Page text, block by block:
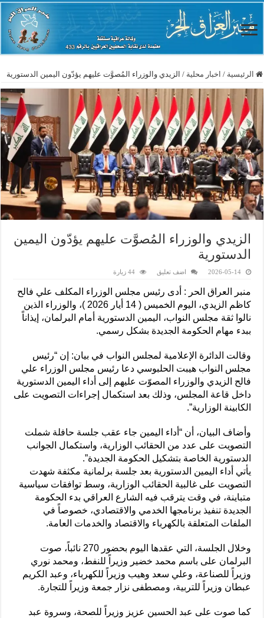
الرئيسية / اخبار محلية / الزيدي والوزراء المُصوَّت عليهم يؤدّون اليمين الدستورية
الزيدي والوزراء المُصوَّت عليهم يؤدّون اليمين
الدستورية
2026-05-14 اضف تعليق 44 زيارة
منبر العراق الحر : أدى رئيس مجلس الوزراء المكلف علي فالح
كاظم الزيدي، اليوم الخميس ( 14 أيار 2026 )، والوزراء الذين
نالوا ثقة مجلس النواب، اليمين الدستورية أمام البرلمان، إيذاناً
ببدء مهام الحكومة الجديدة بشكل رسمي.
وقالت الدائرة الإعلامية لمجلس النواب في بيان: إن “رئيس
مجلس النواب هيبت الحلبوسي دعا رئيس مجلس الوزراء علي
فالح الزيدي والوزراء المصوّت عليهم إلى أداء اليمين الدستورية
داخل قاعة المجلس، وذلك بعد استكمال إجراءات التصويت على
الكابينة الوزارية”.
وأضاف البيان، أن “أداء اليمين جاء عقب جلسة حافلة شملت
التصويت على عدد من الحقائب الوزارية، واستكمال الجوانب
الدستورية الخاصة بتشكيل الحكومة الجديدة”.
يأتي أداء اليمين الدستورية بعد جلسة برلمانية مكثفة شهدت
التصويت على غالبية الحقائب الوزارية، وسط توافقات سياسية
متباينة، في وقت يترقب فيه الشارع العراقي بدء الحكومة
الجديدة تنفيذ برنامجها الخدمي والاقتصادي، خصوصاً في
الملفات المتعلقة بالكهرباء والاقتصاد والخدمات العامة.
وخلال الجلسة، التي عقدها اليوم بحضور 270 نائباً، صوت
البرلمان على باسم محمد خضير وزيراً للنفط، ومحمد نوري
وزيراً للصناعة، وعلي سعد وهيب وزيراً للكهرباء، وعبد الكريم
عبطان وزيراً للتربية، ومصطفى نزار جمعة وزيراً للتجارة.
كما صوت على عبد الحسين عزيز وزيراً للصحة، وسروة عبد